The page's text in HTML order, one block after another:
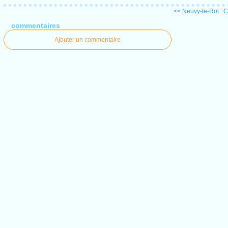
<< Neuvy-le-Roi :
commentaires
Ajouter un commentaire